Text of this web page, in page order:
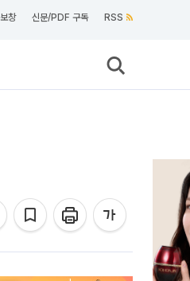
창 신문/PDF 구독 RSS